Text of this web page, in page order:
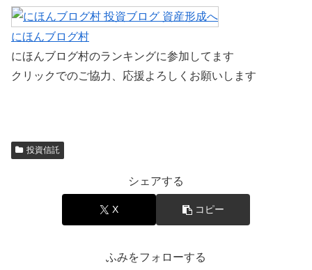
にほんブログ村
にほんブログ村のランキングに参加してます
クリックでのご協力、応援よろしくお願いします
投資信託
シェアする
X コピー
ふみをフォローする